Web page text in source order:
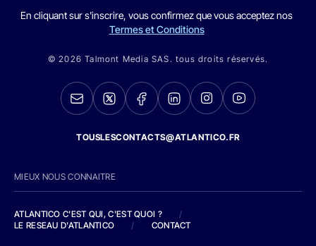
En cliquant sur s'inscrire, vous confirmez que vous acceptez nos
Termes et Conditions
© 2026 Talmont Media SAS. tous droits réservés.
TOUSLESCONTACTS@ATLANTICO.FR
MIEUX NOUS CONNAITRE
ATLANTICO C'EST QUI, C'EST QUOI ?
/
LE RESEAU D'ATLANTICO
/ CONTACT